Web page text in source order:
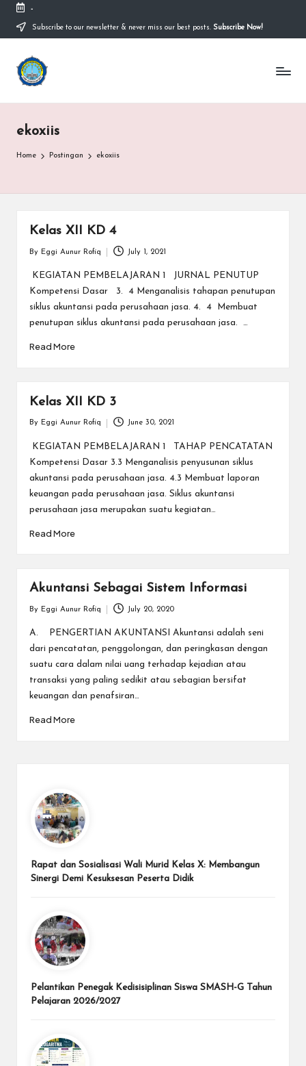
content
-
Subscribe to our newsletter & never miss our best posts. Subscribe Now!
S
M
S
y
H
id
G
Sekolah
Nasional
Ahlussunnah
Wal
Jamaah
ekoxiis
Home Postingan ekoxiis
Kelas XII KD 4
Posted
by
By Eggi Aunur Rofiq July 1, 2021
KEGIATAN PEMBELAJARAN 1 JURNAL PENUTUP
Kompetensi Dasar 3. 4 Menganalisis tahapan penutupan
siklus akuntansi pada perusahaan jasa. 4. 4 Membuat
penutupan siklus akuntansi pada perusahaan jasa. …
Read More
Kelas XII KD 3
by
By Eggi Aunur Rofiq June 30, 2021
KEGIATAN PEMBELAJARAN 1 TAHAP PENCATATAN
Kompetensi Dasar 3.3 Menganalisis penyusunan siklus
akuntansi pada perusahaan jasa. 4.3 Membuat laporan
keuangan pada perusahaan jasa. Siklus akuntansi
perusahaan jasa merupakan suatu kegiatan…
Read More
Akuntansi Sebagai Sistem Informasi
Posted
by
By Eggi Aunur Rofiq July 20, 2020
A. PENGERTIAN AKUNTANSI Akuntansi adalah seni
dari pencatatan, penggolongan, dan peringkasan dengan
suatu cara dalam nilai uang terhadap kejadian atau
transaksi yang paling sedikit atau sebagian bersifat
keuangan dan penafsiran…
Read More
Rapat dan Sosialisasi Wali Murid Kelas X: Membangun
Sinergi Demi Kesuksesan Peserta Didik
Pelantikan Penegak Kedisisiplinan Siswa SMASH-G Tahun
Pelajaran 2026/2027